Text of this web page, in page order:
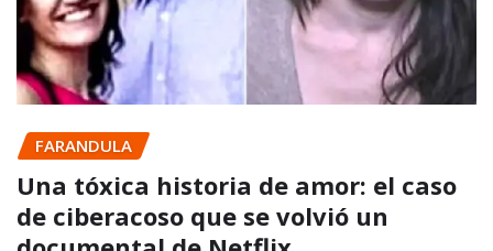
FARANDULA
Una tóxica historia de amor: el caso
de ciberacoso que se volvió un